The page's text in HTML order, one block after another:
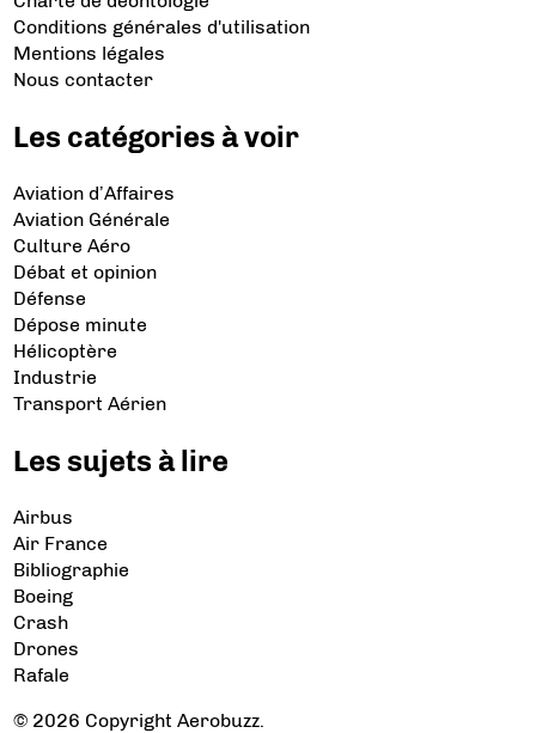
Conditions générales d'utilisation
Mentions légales
Nous contacter
Les catégories à voir
Aviation d’Affaires
Aviation Générale
Culture Aéro
Débat et opinion
Défense
Dépose minute
Hélicoptère
Industrie
Transport Aérien
Les sujets à lire
Airbus
Air France
Bibliographie
Boeing
Crash
Drones
Rafale
© 2026 Copyright Aerobuzz.